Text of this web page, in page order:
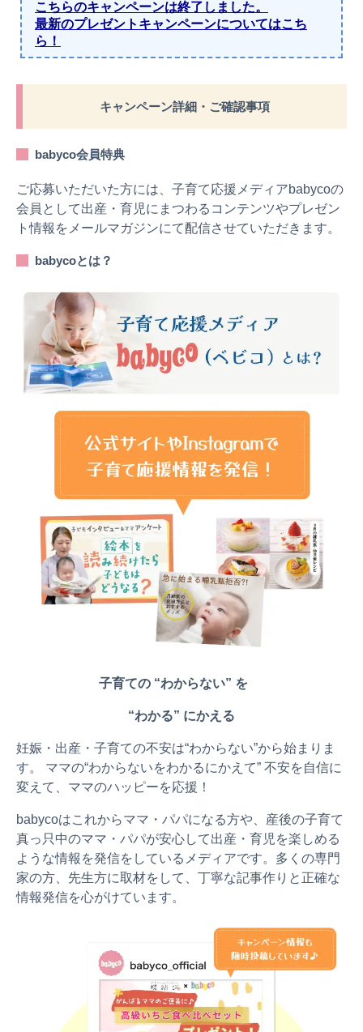
こちらのキャンペーンは終了しました。
最新のプレゼントキャンペーンについてはこち
ら！
キャンペーン詳細・ご確認事項
babyco会員特典
ご応募いただいた方には、子育て応援メディアbabycoの
会員として出産・育児にまつわるコンテンツやプレゼン
ト情報をメールマガジンにて配信させていただきます。
babycoとは？
子育ての “わからない” を
“わかる” にかえる
妊娠・出産・子育ての不安は“わからない”から始まりま
す。 ママの“わからないをわかるにかえて” 不安を自信に
変えて、ママのハッピーを応援！
babycoはこれからママ・パパになる方や、産後の子育て
真っ只中のママ・パパが安心して出産・育児を楽しめる
ような情報を発信をしているメディアです。多くの専門
家の方、先生方に取材をして、丁寧な記事作りと正確な
情報発信を心がけています。